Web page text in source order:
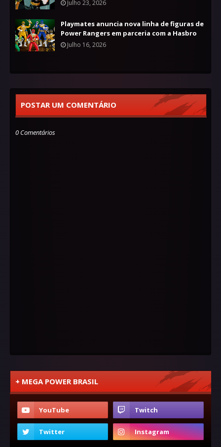
Julho 23, 2026
Playmates anuncia nova linha de figuras de
Power Rangers em parceria com a Hasbro
Julho 16, 2026
POSTAR UM COMENTÁRIO
0 Comentários
+ MEGA POWER BRASIL